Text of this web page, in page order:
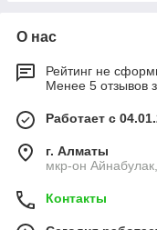
О нас
Рейтинг не
Менее 5 отзывов
Работает с
г. Алматы
мкр-он
Контакты